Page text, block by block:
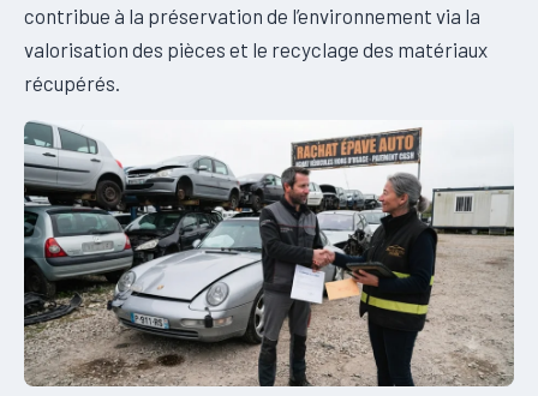
contribue à la préservation de l’environnement via la
valorisation des pièces et le recyclage des matériaux
récupérés.